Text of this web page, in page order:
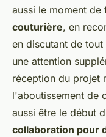
aussi le moment de
couturière, en
en discutant de
une attention
réception du projet
l'aboutissement de
aussi être le début
collaboration pour